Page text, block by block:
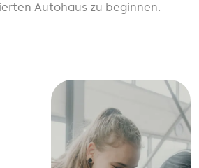
Autohaus zu beginnen.